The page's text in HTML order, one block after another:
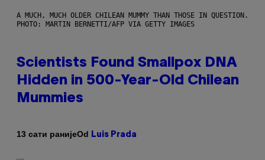
A MUCH, MUCH OLDER CHILEAN MUMMY THAN THOSE IN QUESTION.
PHOTO: MARTIN BERNETTI/AFP VIA GETTY IMAGES
Scientists Found Smallpox DNA
Hidden in 500-Year-Old Chilean
Mummies
13 сати ранијеOd Luis Prada